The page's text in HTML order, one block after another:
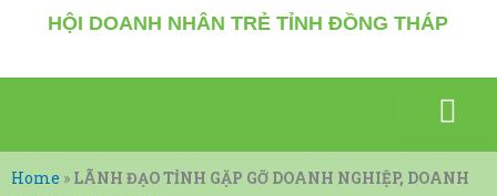
nội
HỘI DOANH NHÂN TRẺ TỈNH ĐỒNG THÁP
Home » LÃNH ĐẠO TỈNH GẶP GỠ DOANH NGHIỆP, DOANH